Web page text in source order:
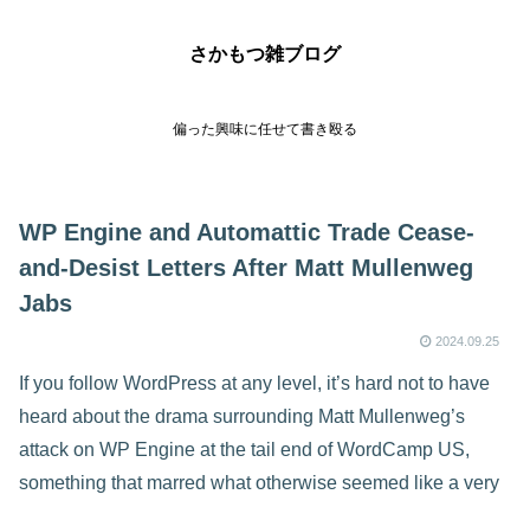
さかもつ雑ブログ
偏った興味に任せて書き殴る
WP Engine and Automattic Trade Cease-
and-Desist Letters After Matt Mullenweg
Jabs
2024.09.25
If you follow WordPress at any level, it’s hard not to have
heard about the drama surrounding Matt Mullenweg’s
attack on WP Engine at the tail end of WordCamp US,
something that marred what otherwise seemed like a very